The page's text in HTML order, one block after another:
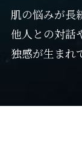
肌の悩みが長
他人との対話
独感が生まれ